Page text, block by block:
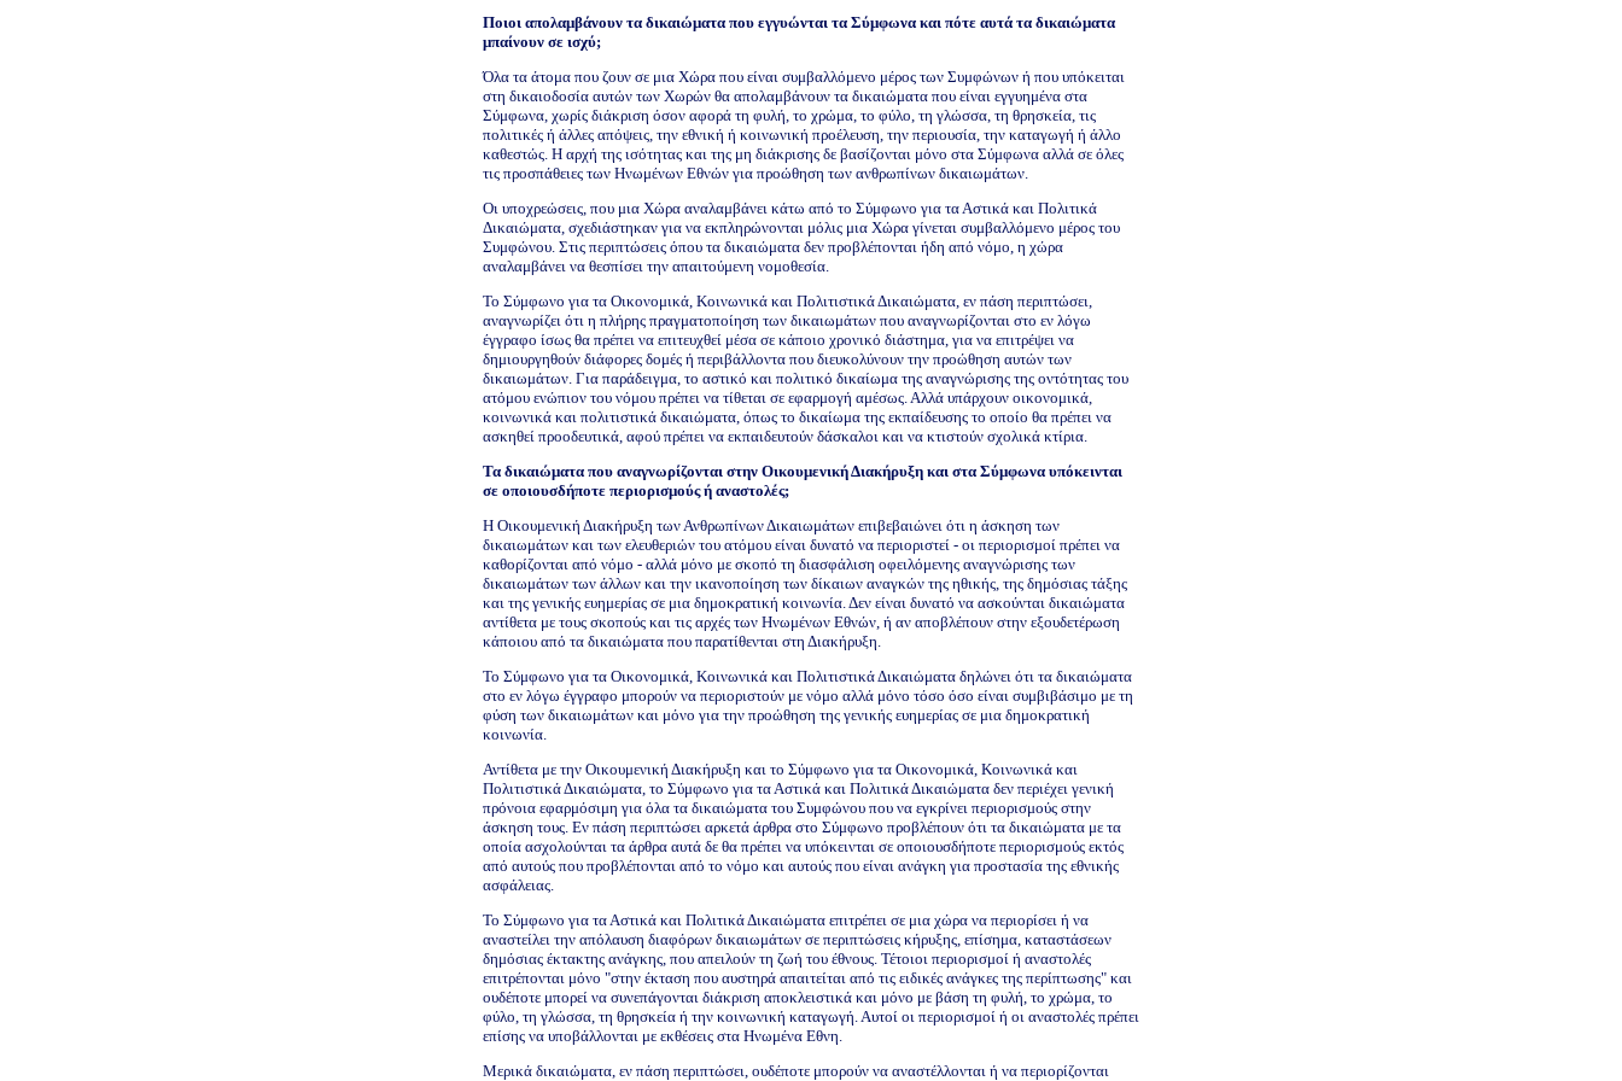
Ποιοι απολαμβάνουν τα δικαιώματα που εγγυώνται τα Σύμφωνα και πότε αυτά τα δικαιώματα
μπαίνουν σε ισχύ;
Όλα τα άτομα που ζουν σε μια Χώρα που είναι συμβαλλόμενο μέρος των Συμφώνων ή που υπόκειται
στη δικαιοδοσία αυτών των Χωρών θα απολαμβάνουν τα δικαιώματα που είναι εγγυημένα στα
Σύμφωνα, χωρίς διάκριση όσον αφορά τη φυλή, το χρώμα, το φύλο, τη γλώσσα, τη θρησκεία, τις
πολιτικές ή άλλες απόψεις, την εθνική ή κοινωνική προέλευση, την περιουσία, την καταγωγή ή άλλο
καθεστώς. Η αρχή της ισότητας και της μη διάκρισης δε βασίζονται μόνο στα Σύμφωνα αλλά σε όλες
τις προσπάθειες των Ηνωμένων Εθνών για προώθηση των ανθρωπίνων δικαιωμάτων.
Οι υποχρεώσεις, που μια Χώρα αναλαμβάνει κάτω από το Σύμφωνο για τα Αστικά και Πολιτικά
Δικαιώματα, σχεδιάστηκαν για να εκπληρώνονται μόλις μια Χώρα γίνεται συμβαλλόμενο μέρος του
Συμφώνου. Στις περιπτώσεις όπου τα δικαιώματα δεν προβλέπονται ήδη από νόμο, η χώρα
αναλαμβάνει να θεσπίσει την απαιτούμενη νομοθεσία.
Το Σύμφωνο για τα Οικονομικά, Κοινωνικά και Πολιτιστικά Δικαιώματα, εν πάση περιπτώσει,
αναγνωρίζει ότι η πλήρης πραγματοποίηση των δικαιωμάτων που αναγνωρίζονται στο εν λόγω
έγγραφο ίσως θα πρέπει να επιτευχθεί μέσα σε κάποιο χρονικό διάστημα, για να επιτρέψει να
δημιουργηθούν διάφορες δομές ή περιβάλλοντα που διευκολύνουν την προώθηση αυτών των
δικαιωμάτων. Για παράδειγμα, το αστικό και πολιτικό δικαίωμα της αναγνώρισης της οντότητας του
ατόμου ενώπιον του νόμου πρέπει να τίθεται σε εφαρμογή αμέσως. Αλλά υπάρχουν οικονομικά,
κοινωνικά και πολιτιστικά δικαιώματα, όπως το δικαίωμα της εκπαίδευσης το οποίο θα πρέπει να
ασκηθεί προοδευτικά, αφού πρέπει να εκπαιδευτούν δάσκαλοι και να κτιστούν σχολικά κτίρια.
Τα δικαιώματα που αναγνωρίζονται στην Οικουμενική Διακήρυξη και στα Σύμφωνα υπόκεινται
σε οποιουσδήποτε περιορισμούς ή αναστολές;
Η Οικουμενική Διακήρυξη των Ανθρωπίνων Δικαιωμάτων επιβεβαιώνει ότι η άσκηση των
δικαιωμάτων και των ελευθεριών του ατόμου είναι δυνατό να περιοριστεί - οι περιορισμοί πρέπει να
καθορίζονται από νόμο - αλλά μόνο με σκοπό τη διασφάλιση οφειλόμενης αναγνώρισης των
δικαιωμάτων των άλλων και την ικανοποίηση των δίκαιων αναγκών της ηθικής, της δημόσιας τάξης
και της γενικής ευημερίας σε μια δημοκρατική κοινωνία. Δεν είναι δυνατό να ασκούνται δικαιώματα
αντίθετα με τους σκοπούς και τις αρχές των Ηνωμένων Εθνών, ή αν αποβλέπουν στην εξουδετέρωση
κάποιου από τα δικαιώματα που παρατίθενται στη Διακήρυξη.
Το Σύμφωνο για τα Οικονομικά, Κοινωνικά και Πολιτιστικά Δικαιώματα δηλώνει ότι τα δικαιώματα
στο εν λόγω έγγραφο μπορούν να περιοριστούν με νόμο αλλά μόνο τόσο όσο είναι συμβιβάσιμο με τη
φύση των δικαιωμάτων και μόνο για την προώθηση της γενικής ευημερίας σε μια δημοκρατική
κοινωνία.
Αντίθετα με την Οικουμενική Διακήρυξη και το Σύμφωνο για τα Οικονομικά, Κοινωνικά και
Πολιτιστικά Δικαιώματα, το Σύμφωνο για τα Αστικά και Πολιτικά Δικαιώματα δεν περιέχει γενική
πρόνοια εφαρμόσιμη για όλα τα δικαιώματα του Συμφώνου που να εγκρίνει περιορισμούς στην
άσκηση τους. Εν πάση περιπτώσει αρκετά άρθρα στο Σύμφωνο προβλέπουν ότι τα δικαιώματα με τα
οποία ασχολούνται τα άρθρα αυτά δε θα πρέπει να υπόκεινται σε οποιουσδήποτε περιορισμούς εκτός
από αυτούς που προβλέπονται από το νόμο και αυτούς που είναι ανάγκη για προστασία της εθνικής
ασφάλειας.
Το Σύμφωνο για τα Αστικά και Πολιτικά Δικαιώματα επιτρέπει σε μια χώρα να περιορίσει ή να
αναστείλει την απόλαυση διαφόρων δικαιωμάτων σε περιπτώσεις κήρυξης, επίσημα, καταστάσεων
δημόσιας έκτακτης ανάγκης, που απειλούν τη ζωή του έθνους. Τέτοιοι περιορισμοί ή αναστολές
επιτρέπονται μόνο "στην έκταση που αυστηρά απαιτείται από τις ειδικές ανάγκες της περίπτωσης" και
ουδέποτε μπορεί να συνεπάγονται διάκριση αποκλειστικά και μόνο με βάση τη φυλή, το χρώμα, το
φύλο, τη γλώσσα, τη θρησκεία ή την κοινωνική καταγωγή. Αυτοί οι περιορισμοί ή οι αναστολές πρέπει
επίσης να υποβάλλονται με εκθέσεις στα Ηνωμένα Εθνη.
Μερικά δικαιώματα, εν πάση περιπτώσει, ουδέποτε μπορούν να αναστέλλονται ή να περιορίζονται